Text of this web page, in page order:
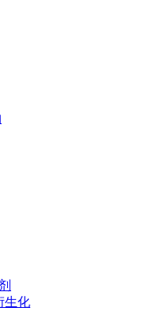
生化